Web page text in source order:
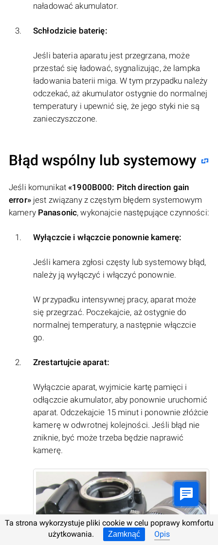
naładować akumulator.
Schłodzicie baterię:
Jeśli bateria aparatu jest przegrzana, może
przestać się ładować, sygnalizując, że lampka
ładowania baterii miga. W tym przypadku należy
odczekać, aż akumulator ostygnie do normalnej
temperatury i upewnić się, że jego styki nie są
zanieczyszczone.
Błąd wspólny lub systemowy
Jeśli komunikat«1900B000: Pitch direction gain
error»jest związany z częstym błędem systemowym
kamery Panasonic, wykonajcie następujące czynności:
Wyłączcie i włączcie ponownie kamerę:
Jeśli kamera zgłosi częsty lub systemowy błąd,
należy ją wyłączyć i włączyć ponownie.
W przypadku intensywnej pracy, aparat może
się przegrzać. Poczekajcie, aż ostygnie do
normalnej temperatury, a następnie włączcie
go.
Zrestartujcie aparat:
Wyłączcie aparat, wyjmicie kartę pamięci i
odłączcie akumulator, aby ponownie uruchomić
aparat. Odczekajcie 15 minut i ponownie złóżcie
kamerę w odwrotnej kolejności. Jeśli błąd nie
zniknie, być może trzeba będzie naprawić
kamerę.
Ta strona wykorzystuje pliki cookie w celu poprawy komfortu
użytkowania.
Zamknąć Opis